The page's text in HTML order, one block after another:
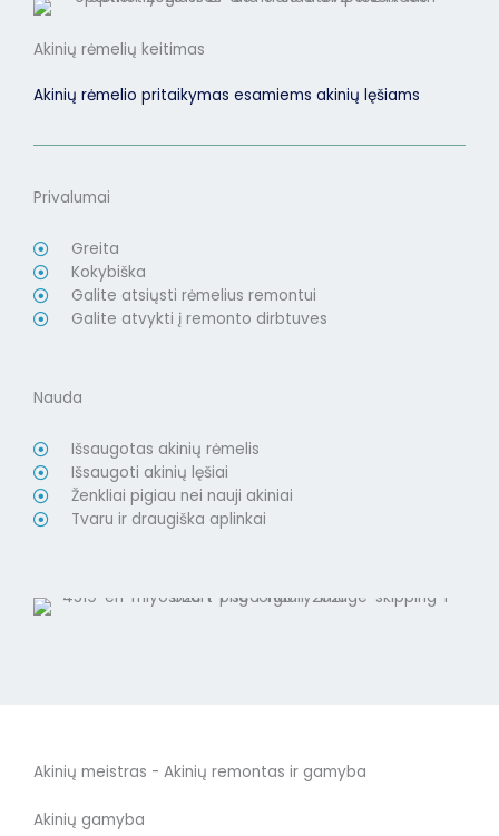
Akinių rėmelių keitimas
Akinių rėmelio pritaikymas esamiems akinių lęšiams
Privalumai
Greita
Kokybiška
Galite atsiųsti rėmelius remontui
Galite atvykti į remonto dirbtuves
Nauda
Išsaugotas akinių rėmelis
Išsaugoti akinių lęšiai
Ženkliai pigiau nei nauji akiniai
Tvaru ir draugiška aplinkai
Akinių meistras - Akinių remontas ir gamyba
Akinių gamyba